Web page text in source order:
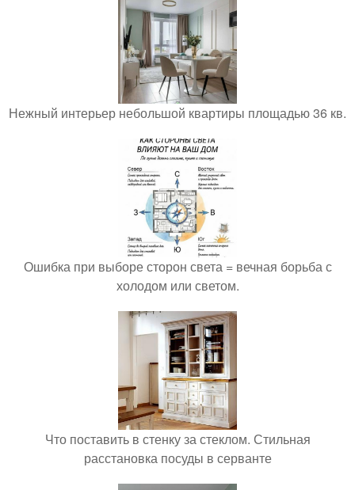
Нежный интерьер небольшой квартиры площадью 36 кв.
Ошибка при выборе сторон света = вечная борьба с
холодом или светом.
Что поставить в стенку за стеклом. Стильная
расстановка посуды в серванте